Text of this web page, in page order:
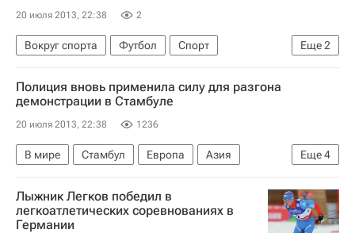
Локомотив (Москва)
Мулумба Келвин Мукенди
20 июля 2013, 22:38 2
Еще2
Вокруг спорта Футбол
Спорт
Курбан Бердыев
Рубин
Полиция вновь применила силу для разгона
демонстрации в Стамбуле
20 июля 2013, 22:38 1236
Еще4
В мире Стамбул Европа
Азия
Турция
Весь мир
Правительство Турции
Протесты в Турции
Лыжник Легков победил в
легкоатлетических соревнованиях в
Германии